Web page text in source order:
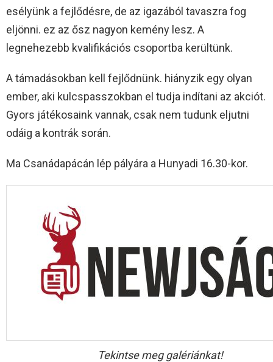
esélyünk a fejlődésre, de az igazából tavaszra fog
eljönni. ez az ősz nagyon kemény lesz. A
legnehezebb kvalifikációs csoportba kerültünk.
A támadásokban kell fejlődnünk. hiányzik egy olyan
ember, aki kulcspasszokban el tudja indítani az akciót.
Gyors játékosaink vannak, csak nem tudunk eljutni
odáig a kontrák során.
Ma Csanádapácán lép pályára a Hunyadi 16.30-kor.
Tekintse meg galériánkat!